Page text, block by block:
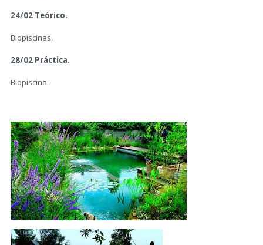
24/02 Teórico.
Biopiscinas.
28/02 Práctica.
Biopiscina.